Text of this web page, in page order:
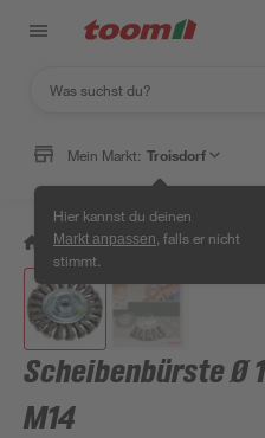
Mein Markt: Troisdorf
Hier kannst du deinen
Markt anpassen , falls er nicht
stimmt.
/ Werkstatt & Maschinen /
Scheibenbürste Ø
M14